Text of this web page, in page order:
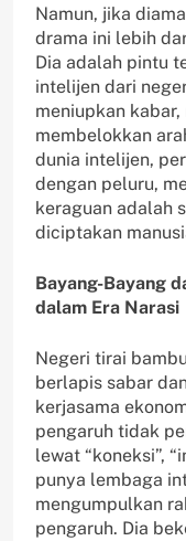
Namun, jika
drama ini lebih
Dia adalah pintu
intelijen dari
meniupkan
membelokkan
dunia intelijen,
dengan peluru,
keraguan adalah
diciptakan
Bayang-Bayang
dalam Era Narasi
Negeri tirai
berlapis sabar
kerjasama
pengaruh tidak
lewat “koneksi”,
punya lembaga
mengumpulkan
pengaruh. Dia